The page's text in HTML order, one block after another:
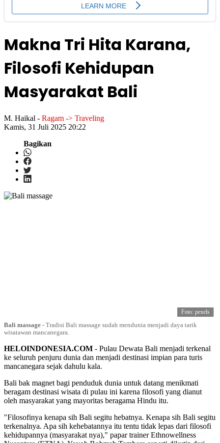
Makna Tri Hita Karana,
Filosofi Kehidupan
Masyarakat Bali
M. Haikal - Ragam -> Traveling
Kamis, 31 Juli 2025 20:22
Bagikan
Foto: pexels
Bali massage - Tradisi Bali massage sudah mendunia menjadi daya tarik
wisatawan mancanegara.
HELOINDONESIA.COM - Pulau Dewata Bali menjadi terkenal
ke seluruh penjuru dunia dan menjadi destinasi impian para turis
mancanegara sejak dahulu kala.
Bali bak magnet bagi penduduk dunia untuk datang menikmati
beragam destinasi wisata di pulau ini karena filosofi yang dianut
oleh masyarakat yang mayoritas beragama Hindu itu.
"Filosofinya kenapa sih Bali segitu hebatnya. Kenapa sih Bali segitu
terkenalnya. Apa sih kehebatannya itu tentu tidak lepas dari filosofi
kehidupannya (masyarakat nya)," papar trainer Ethnowellness